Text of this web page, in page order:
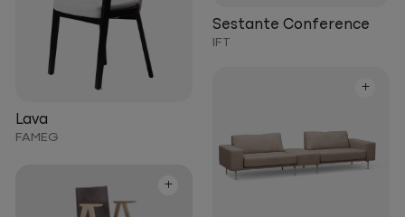
Sestante Conference
IFT
Lava
FAMEG
+
+